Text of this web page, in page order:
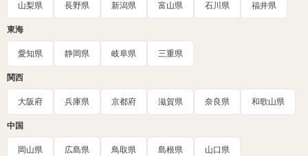
山梨県 長野県 新潟県 富山県 石川県 福井県
東海
愛知県 静岡県 岐阜県 三重県
関西
大阪府 兵庫県 京都府 滋賀県 奈良県 和歌山県
中国
岡山県 広島県 鳥取県 島根県 山口県